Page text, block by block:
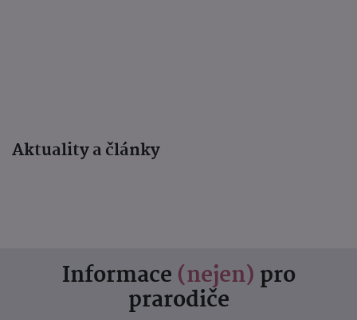
Aktuality a články
Informace (nejen) pro
prarodiče